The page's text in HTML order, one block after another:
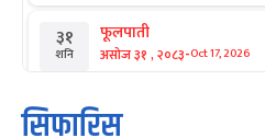
३१
शनि
फूलपाती
असोज ३१ , २०८३-Oct 17, 2026
१
आइत
कार्तिक सङ्क्रान्ति
कार्तिक १, २०८३
सिफारिस